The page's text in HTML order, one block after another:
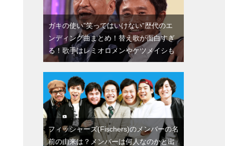
ガキの使い”笑ってはいけない”歴代のエ
ンディング曲まとめ！替え歌が面白すぎ
る！歌手はレミオロメンやケツメイシも
フィッシャーズ(Fischers)のメンバーの名
前の由来は？メンバーは何人なのかと出